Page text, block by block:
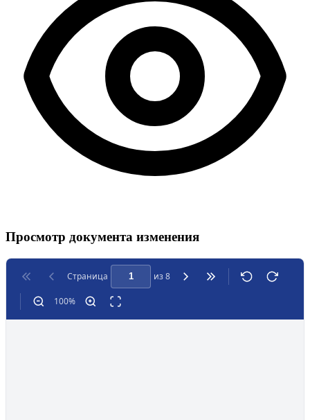
Просмотр документа изменения